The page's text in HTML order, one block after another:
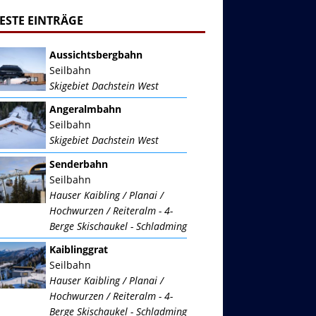
EINTRÄGE
Aussichtsbergbahn
Seilbahn
Skigebiet Dachstein West
Angeralmbahn
Seilbahn
Skigebiet Dachstein West
Senderbahn
Seilbahn
Hauser Kaibling / Planai /
Hochwurzen / Reiteralm - 4-
Berge Skischaukel - Schladming
Kaiblinggrat
Seilbahn
Hauser Kaibling / Planai /
Hochwurzen / Reiteralm - 4-
Berge Skischaukel - Schladming